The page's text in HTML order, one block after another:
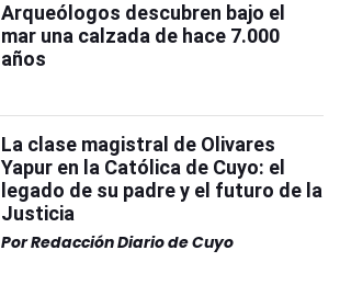
Arqueólogos descubren bajo el
mar una calzada de hace 7.000
años
La clase magistral de Olivares
Yapur en la Católica de Cuyo: el
legado de su padre y el futuro de la
Justicia
PorRedacción Diario de Cuyo